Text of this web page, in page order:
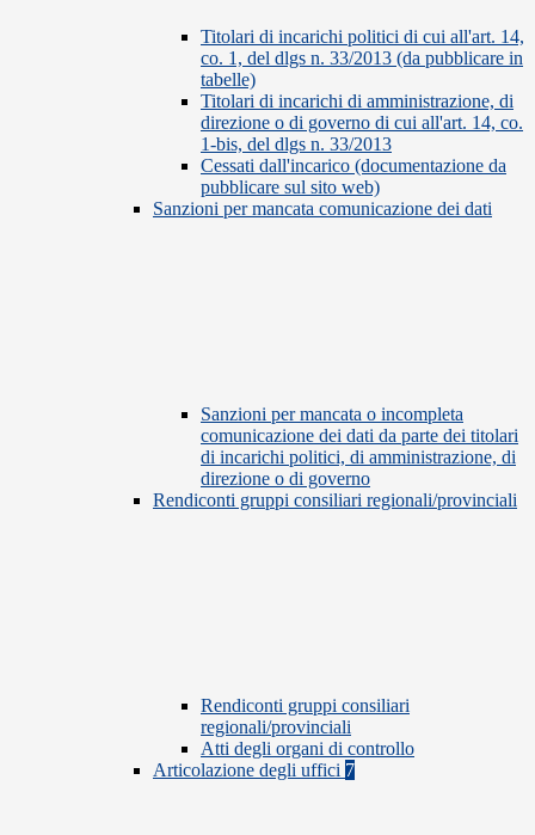
Titolari di incarichi politici di cui all'art. 14,
co. 1, del dlgs n. 33/2013 (da pubblicare in
tabelle)
Titolari di incarichi di amministrazione, di
direzione o di governo di cui all'art. 14, co.
1-bis, del dlgs n. 33/2013
Cessati dall'incarico (documentazione da
pubblicare sul sito web)
Sanzioni per mancata comunicazione dei dati
Sanzioni per mancata o incompleta
comunicazione dei dati da parte dei titolari
di incarichi politici, di amministrazione, di
direzione o di governo
Rendiconti gruppi consiliari regionali/provinciali
Rendiconti gruppi consiliari
regionali/provinciali
Atti degli organi di controllo
Articolazione degli uffici 7